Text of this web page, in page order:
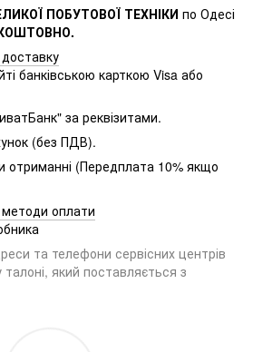
ПОБУТОВОЇ ТЕХНІКИ по Одесі
банківською карткою Visa або
за реквізитами.
(без ПДВ).
отриманні (Передплата 10% якщо
методи оплати
та телефони сервісних центрів
талоні, який поставляється з